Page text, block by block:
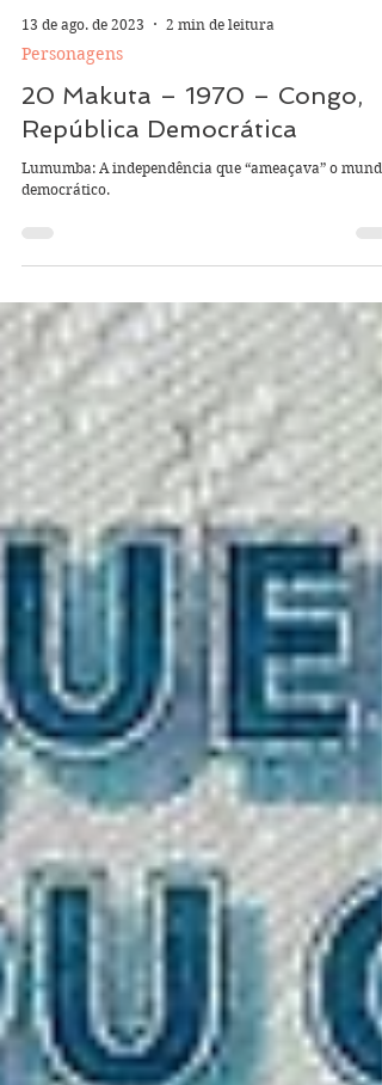
13 de ago. de 2023
Personagens
20 Makuta – 1970 – Congo,
República Democrática
democrático.